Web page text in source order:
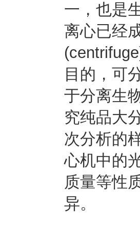
一，也是
离心已经
目的，可
于分离生
究纯品大
次分析的
心机中的
质量等性
异。